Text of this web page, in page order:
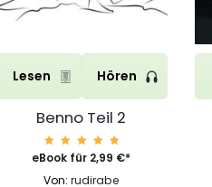
Lesen Hören
Benno Teil 2
Bewert
et mit
von 5
eBook für 2,99 €*
Von:rudirabe